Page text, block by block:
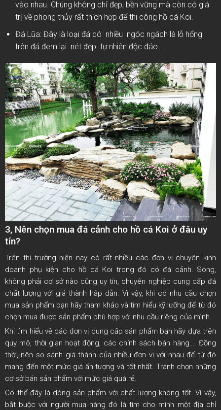
vào nhau. Chúng không chỉ đẹp, bền vững mà còn có giá
trị về phong thủy rất thích hợp để thi công hồ cá Koi.
Đá Lũa: Đây là loại đá có nhiều ngóc ngách là lỗ hổng
trên đá đem lại nét đẹp tự nhiên độc đáo.
3, Nên chọn mua đá cảnh cho hồ cá Koi ở đâu uy
tín?
Trên thị trường hiện nay có rất nhiều các đơn vị chuyên kinh
doanh phụ kiện cho hồ cá Koi trong đó có đá cảnh. Song,
không phải cơ sở nào cũng uy tín, chuyên nghiệp cung cấp đá
chất lượng với giá thành hấp dẫn. Vì vậy, khi có nhu cầu chọn
mua sản phẩm bạn hãy tham khảo và tìm hiểu kỹ lưỡng để từ đó
chọn mua được sản phẩm phù hợp với nhu cầu riêng của mình.
Khi tìm hiểu về các đơn vị cung cấp sản phẩm bạn hãy dựa trên
quy mô, thời gian hoạt động, các chính sách bán hàng…. Đồng
thời, nên so sánh giá thành của nhiều đơn vị với nhau để từ đó
mang đến một mức giá ấn tượng và tốt nhất. Tránh chọn những
cơ sở bán sản phẩm với mức giá quá rẻ.
Có thể đây là dòng sản phẩm với chất lượng không tốt. Vì vậy,
bắt buộc với người mua hàng đó là tìm cho mình một địa chỉ